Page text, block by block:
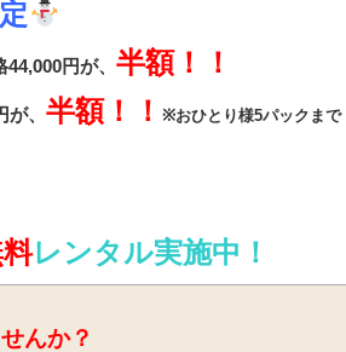
円が、 半額！！
、 半額！！ ※おひとり様5パックまで
レンタル実施中！
んか？